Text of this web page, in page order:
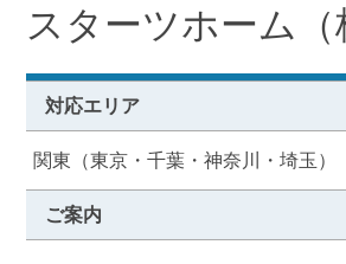
スターツホーム（
対応エリア
関東（東京・千葉・神奈川・埼玉）
ご案内